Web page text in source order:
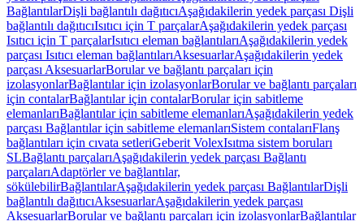
BağlantılarDişli bağlantılı dağıtıcıAşağıdakilerin yedek parçası Dişli
bağlantılı dağıtıcıIsıtıcı için T parçalarAşağıdakilerin yedek parçası
Isıtıcı için T parçalarIsıtıcı eleman bağlantılarıAşağıdakilerin yedek
parçası Isıtıcı eleman bağlantılarıAksesuarlarAşağıdakilerin yedek
parçası AksesuarlarBorular ve bağlantı parçaları için
izolasyonlarBağlantılar için izolasyonlarBorular ve bağlantı parçaları
için contalarBağlantılar için contalarBorular için sabitleme
elemanlarıBağlantılar için sabitleme elemanlarıAşağıdakilerin yedek
parçası Bağlantılar için sabitleme elemanlarıSistem contalarıFlanş
bağlantıları için cıvata setleriGeberit VolexIsıtma sistem boruları
SLBağlantı parçalarıAşağıdakilerin yedek parçası Bağlantı
parçalarıAdaptörler ve bağlantılar,
sökülebilirBağlantılarAşağıdakilerin yedek parçası BağlantılarDişli
bağlantılı dağıtıcıAksesuarlarAşağıdakilerin yedek parçası
AksesuarlarBorular ve bağlantı parçaları için izolasyonlarBağlantılar